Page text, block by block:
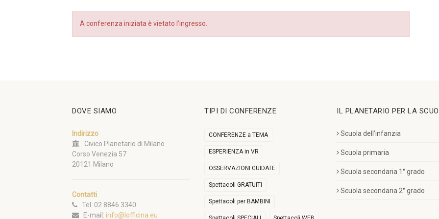
A conferenza iniziata è vietato l’ingresso.
DOVE SIAMO
Indirizzo
Civico Planetario di Milano
Corso Venezia 57
20121 Milano
Contatti
Tel. 02 8846 3340
E-mail: info@lofficina.eu
TIPI DI CONFERENZE
CONFERENZE a TEMA
ESPERIENZA in VR
OSSERVAZIONI GUIDATE
Spettacoli GRATUITI
Spettacoli per BAMBINI
IL PLANETARIO PER LA
Scuola dell’infanzia
Scuola primaria
Scuola secondaria 1° grado
Scuola secondaria 2° grado